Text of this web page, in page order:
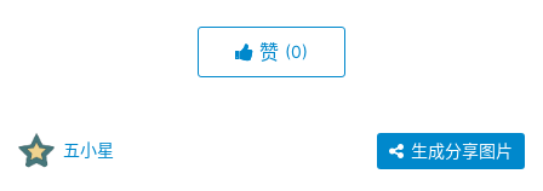
赞 (0)
五小星 生成分享图片